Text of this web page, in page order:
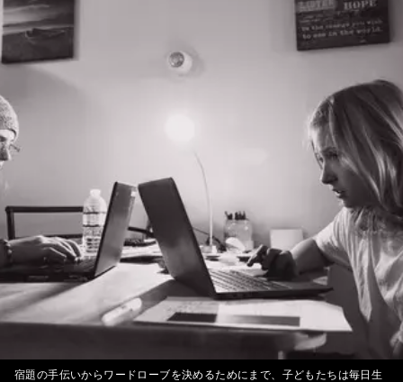
宿題の手伝いからワードローブを決めるためにまで、子どもたちは毎日生